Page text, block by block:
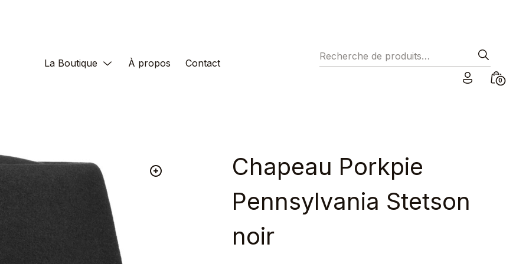
La Boutique À propos Contact
Recherche pour :
0
Chapeau Porkpie
Pennsylvania Stetson
noir